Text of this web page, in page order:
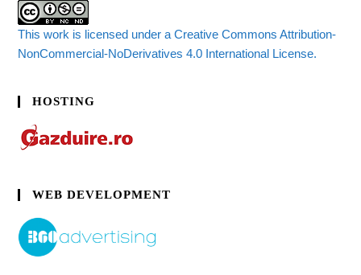
This work is licensed under a Creative Commons Attribution-
NonCommercial-NoDerivatives 4.0 International License.
HOSTING
WEB DEVELOPMENT